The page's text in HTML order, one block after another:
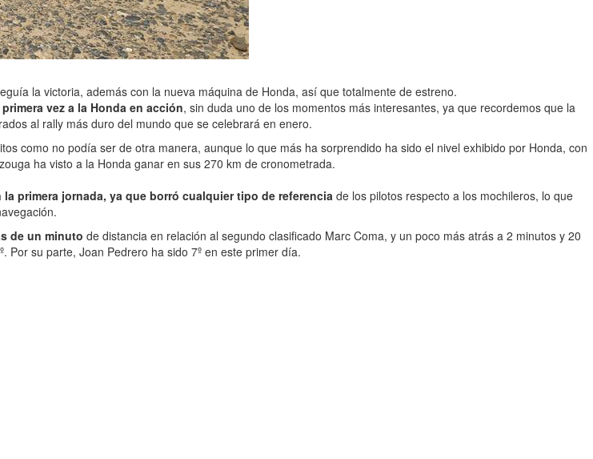
la victoria, además con la nueva máquina de Honda, así que totalmente de estreno.
vez a la Honda en acción, sin duda uno de los momentos más interesantes, ya que recordemos que la
al rally más duro del mundo que se celebrará en enero.
como no podía ser de otra manera, aunque lo que más ha sorprendido ha sido el nivel exhibido por Honda, con
ha visto a la Honda ganar en sus 270 km de cronometrada.
primera jornada, ya que borró cualquier tipo de referencia de los pilotos respecto a los mochileros, lo que
de un minuto de distancia en relación al segundo clasificado Marc Coma, y un poco más atrás a 2 minutos y 20
Por su parte, Joan Pedrero ha sido 7º en este primer día.